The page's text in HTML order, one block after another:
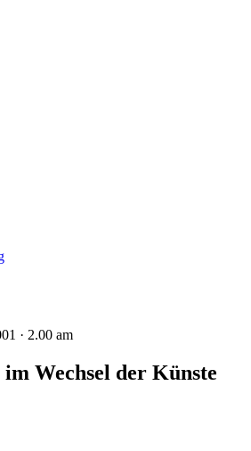
· 2.00 am
Wechsel der Künste